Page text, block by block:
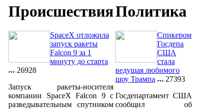
Происшествия
SpaceX отложила
запуск ракеты
Falcon 9 за 1
минуту до старта
26928
Запуск ракеты-носителя
компании SpaceX Falcon 9 с
разведывательным спутником
Политика
Спикером
Госдепа
США
стала
ведущая любимого
шоу Трампа
27393
Госдепартамент США
сообщил об